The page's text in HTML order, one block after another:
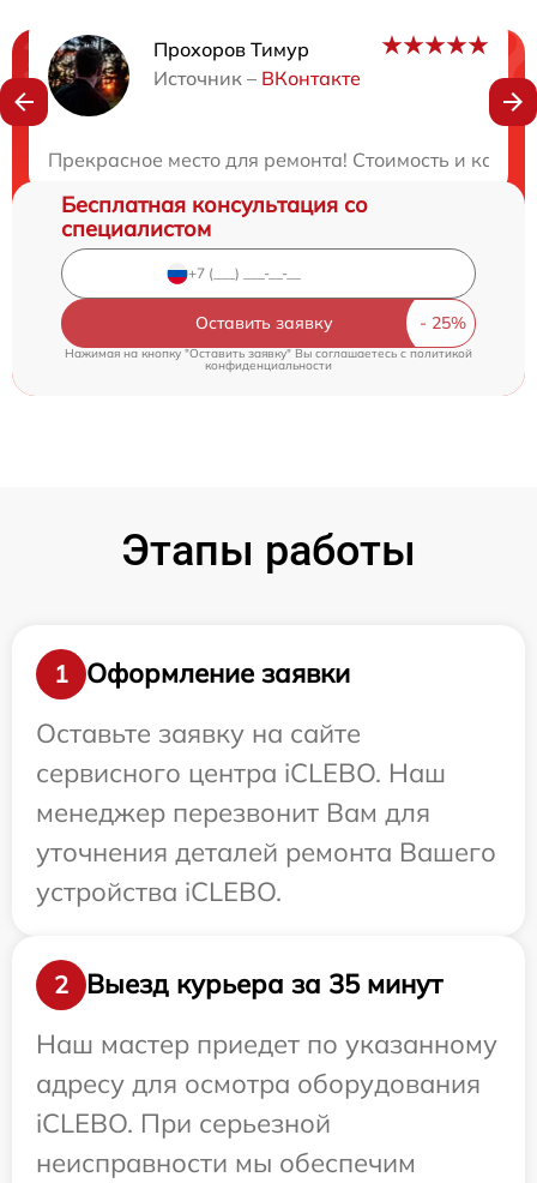
Прохоров Тимур
Источник – ВКонтакте
Прекрасное место для ремонта! Стоимость и
Нужна консультация?
Бесплатная консультация со
специалистом
Оставить заявку
Нажимая на кнопку "Оставить заявку" Вы соглашаетесь cполитикой
конфиденциальности
Этапы работы
1
Оформление заявки
Оставьте заявку на сайте
сервисного центра iCLEBO. Наш
менеджер перезвонит Вам для
уточнения деталей ремонта Вашего
устройства iCLEBO.
2
Выезд курьера за 35 минут
Наш мастер приедет по указанному
адресу для осмотра оборудования
iCLEBO. При серьезной
неисправности мы обеспечим